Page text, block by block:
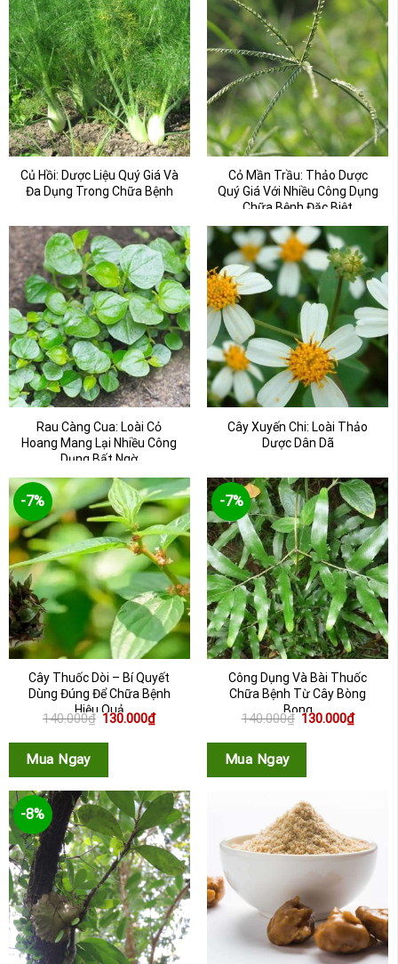
Củ Hồi: Dược Liệu Quý Giá Và
Đa Dụng Trong Chữa Bệnh
Cỏ Mần Trầu: Thảo Dược
Quý Giá Với Nhiều Công Dụng
Chữa Bệnh Đặc Biệt
Rau Càng Cua: Loài Cỏ
Hoang Mang Lại Nhiều Công
Dụng Bất Ngờ
Cây Xuyến Chi: Loài Thảo
Dược Dân Dã
-7%
Cây Thuốc Dòi – Bí Quyết
Dùng Đúng Để Chữa Bệnh
Hiệu Quả
140.000₫ Giá
là:
130.000₫Giá
hiện
Mua Ngay
-7%
Công Dụng Và Bài Thuốc
Chữa Bệnh Từ Cây Bòng
Bong
140.000₫ Giá
là:
130.000₫Giá
hiện
Mua Ngay
-8%